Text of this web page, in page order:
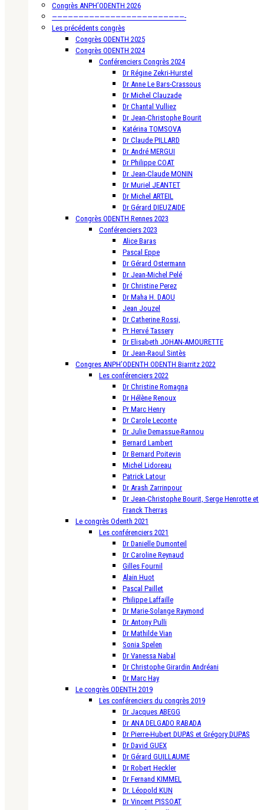
Congrès ANPH’ODENTH 2026
—————————————————————————-
Les précédents congrès
Congrès ODENTH 2025
Congrès ODENTH 2024
Conférenciers Congrès 2024
Dr Régine Zekri-Hurstel
Dr Anne Le Bars-Crassous
Dr Michel Clauzade
Dr Chantal Vulliez
Dr Jean-Christophe Bourit
Katérina TOMSOVA
Dr Claude PILLARD
Dr André MERGUI
Dr Philippe COAT
Dr Jean-Claude MONIN
Dr Muriel JEANTET
Dr Michel ARTEIL
Dr Gérard DIEUZAIDE
Congrès ODENTH Rennes 2023
Conférenciers 2023
Alice Baras
Pascal Eppe
Dr Gérard Ostermann
Dr Jean-Michel Pelé
Dr Christine Perez
Dr Maha H. DAOU
Jean Jouzel
Dr Catherine Rossi,
Pr Hervé Tassery
Dr Elisabeth JOHAN-AMOURETTE
Dr Jean-Raoul Sintès
Congres ANPH’ODENTH ODENTH Biarritz 2022
Les conférenciers 2022
Dr Christine Romagna
Dr Hélène Renoux
Pr Marc Henry
Dr Carole Leconte
Dr Julie Demassue-Rannou
Bernard Lambert
Dr Bernard Poitevin
Michel Lidoreau
Patrick Latour
Dr Arash Zarrinpour
Dr Jean-Christophe Bourit, Serge Henrotte et
Franck Therras
Le congrès Odenth 2021
Les conférenciers 2021
Dr Danielle Dumonteil
Dr Caroline Reynaud
Gilles Fournil
Alain Huot
Pascal Paillet
Philippe Laffaille
Dr Marie-Solange Raymond
Dr Antony Pulli
Dr Mathilde Vian
Sonia Spelen
Dr Vanessa Nabal
Dr Christophe Girardin Andréani
Dr Marc Hay
Le congrès ODENTH 2019
Les conférenciers du congrès 2019
Dr Jacques ABEGG
Dr ANA DELGADO RABADA
Dr Pierre-Hubert DUPAS et Grégory DUPAS
Dr David GUEX
Dr Gérard GUILLAUME
Dr Robert Heckler
Dr Fernand KIMMEL
Dr. Léopold KUN
Dr Vincent PISSOAT